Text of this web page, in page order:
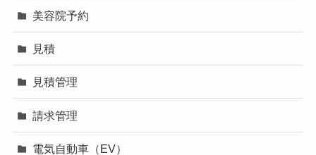
美容院予約
見積
見積管理
請求管理
電気自動車（EV）